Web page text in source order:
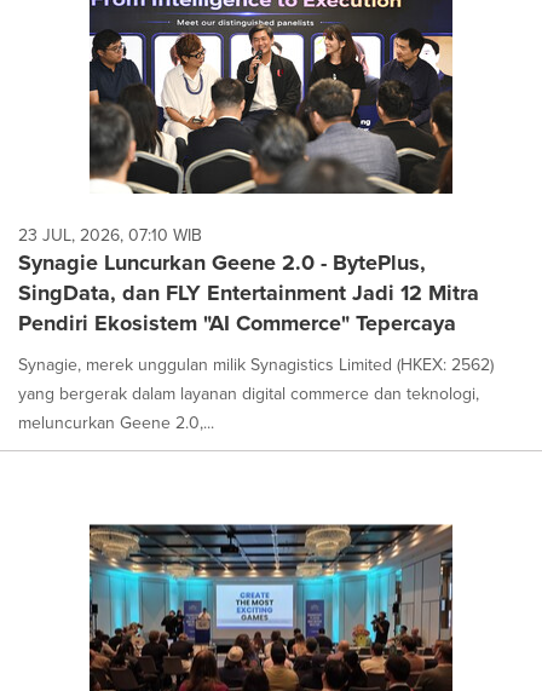
23 JUL, 2026, 07:10 WIB
Synagie Luncurkan Geene 2.0 - BytePlus,
SingData, dan FLY Entertainment Jadi 12 Mitra
Pendiri Ekosistem "AI Commerce" Tepercaya
Synagie, merek unggulan milik Synagistics Limited (HKEX: 2562)
yang bergerak dalam layanan digital commerce dan teknologi,
meluncurkan Geene 2.0,...